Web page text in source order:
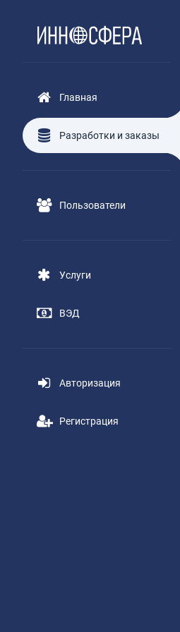
Главная
Разработки и заказы
Пользователи
Услуги
ВЭД
Авторизация
Регистрация